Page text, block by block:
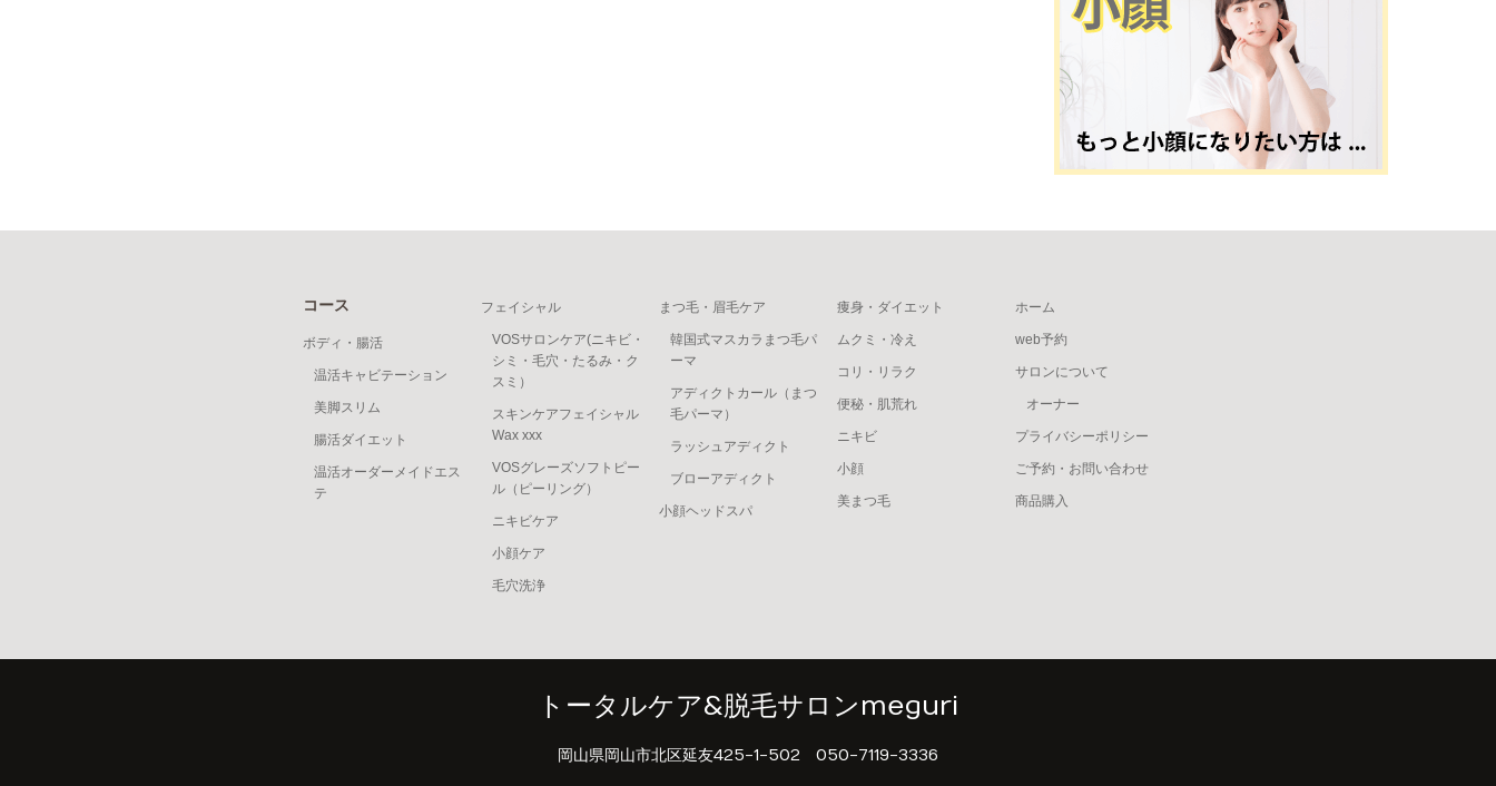
コース
ボディ・腸活
温活キャビテーション
美脚スリム
腸活ダイエット
温活オーダーメイドエス
テ
フェイシャル
VOSサロンケア(ニキビ・
シミ・毛穴・たるみ・ク
スミ）
スキンケアフェイシャル
Wax xxx
VOSグレーズソフトピー
ル（ピーリング）
ニキビケア
小顔ケア
毛穴洗浄
まつ毛・眉毛ケア
韓国式マスカラまつ毛パ
ーマ
アディクトカール（まつ
毛パーマ）
ラッシュアディクト
ブローアディクト
小顔ヘッドスパ
痩身・ダイエット
ムクミ・冷え
コリ・リラク
便秘・肌荒れ
ニキビ
小顔
美まつ毛
ホーム
web予約
サロンについて
オーナー
プライバシーポリシー
ご予約・お問い合わせ
商品購入
トータルケア&脱毛サロンmeguri
岡山県岡山市北区延友425-1-502 050-7119-3336